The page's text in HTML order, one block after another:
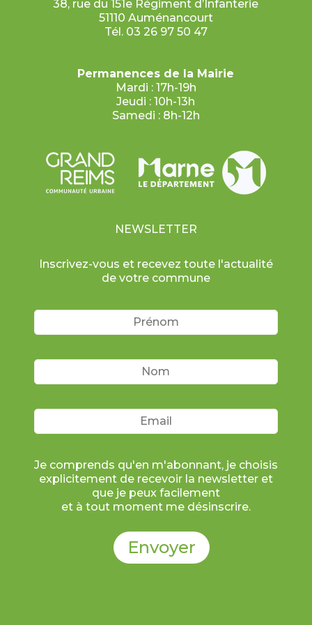
38, rue du 151e Régiment d’Infanterie
51110 Auménancourt
Tél. 03 26 97 50 47
Permanences de la Mairie
Mardi : 17h-19h
Jeudi : 10h-13h
Samedi : 8h-12h
NEWSLETTER
Inscrivez-vous et recevez toute l'actualité
de votre commune
Je comprends qu'en m'abonnant, je choisis
explicitement de recevoir la newsletter et
que je peux facilement
et à tout moment me désinscrire.